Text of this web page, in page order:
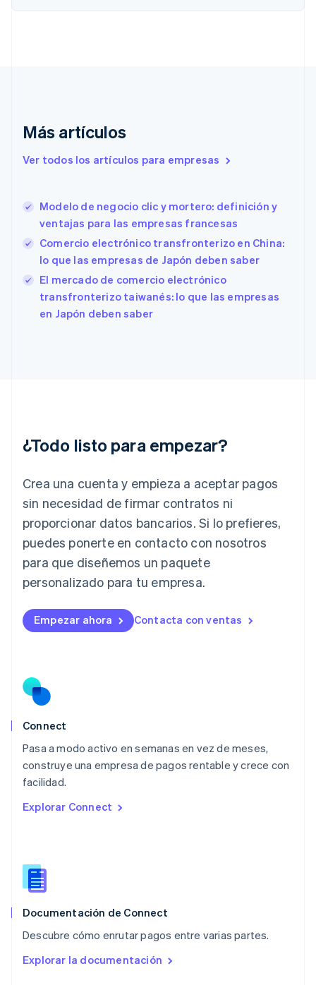
Más artículos
Ver todos los artículos para empresas
Modelo de negocio clic y mortero: definición y
ventajas para las empresas francesas
Comercio electrónico transfronterizo en China:
lo que las empresas de Japón deben saber
El mercado de comercio electrónico
transfronterizo taiwanés: lo que las empresas
en Japón deben saber
¿Todo listo para empezar?
Crea una cuenta y empieza a aceptar pagos
sin necesidad de firmar contratos ni
proporcionar datos bancarios. Si lo prefieres,
puedes ponerte en contacto con nosotros
para que diseñemos un paquete
personalizado para tu empresa.
Empezar ahora Contacta con ventas
Connect
Pasa a modo activo en semanas en vez de meses,
construye una empresa de pagos rentable y crece con
facilidad.
Explorar Connect
Documentación de Connect
Descubre cómo enrutar pagos entre varias partes.
Explorar la documentación
English
EnglishItaliano
Estados Unidos
EnglishEspañol简体中文
English
Finlandia
EnglishSvenska
Francia
Gibraltar
English
Italiano English
日本語English
Letonia
English
Liechtenstein
Deutsch English
Lituania
Luxemburgo
FrançaisDeutschEnglish
Malasia
México
Español
Noruega
Nueva Zelandia
English
Países Bajos
Polonia
RAE de Hong Kong, China
English
Reino Unido
English
English
English